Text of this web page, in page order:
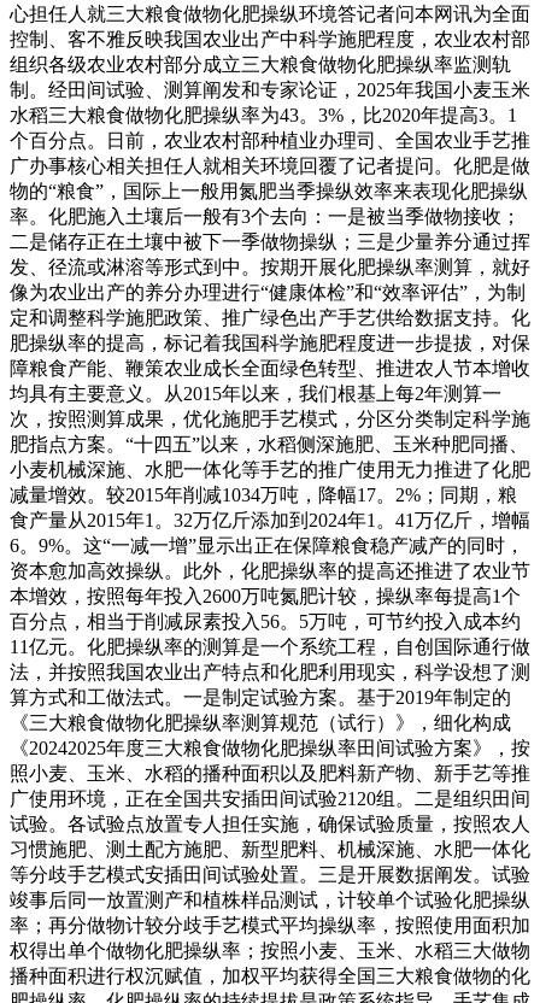
心担任人就三大粮食做物化肥操纵环境答记者问本网讯为全面
控制、客不雅反映我国农业出产中科学施肥程度，农业农村部
组织各级农业农村部分成立三大粮食做物化肥操纵率监测轨
制。经田间试验、测算阐发和专家论证，2025年我国小麦玉米
水稻三大粮食做物化肥操纵率为43。3%，比2020年提高3。1
个百分点。日前，农业农村部种植业办理司、全国农业手艺推
广办事核心相关担任人就相关环境回覆了记者提问。化肥是做
物的“粮食”，国际上一般用氮肥当季操纵效率来表现化肥操纵
率。化肥施入土壤后一般有3个去向：一是被当季做物接收；
二是储存正在土壤中被下一季做物操纵；三是少量养分通过挥
发、径流或淋溶等形式到中。按期开展化肥操纵率测算，就好
像为农业出产的养分办理进行“健康体检”和“效率评估”，为制
定和调整科学施肥政策、推广绿色出产手艺供给数据支持。化
肥操纵率的提高，标记着我国科学施肥程度进一步提拔，对保
障粮食产能、鞭策农业成长全面绿色转型、推进农人节本增收
均具有主要意义。从2015年以来，我们根基上每2年测算一
次，按照测算成果，优化施肥手艺模式，分区分类制定科学施
肥指点方案。“十四五”以来，水稻侧深施肥、玉米种肥同播、
小麦机械深施、水肥一体化等手艺的推广使用无力推进了化肥
减量增效。较2015年削减1034万吨，降幅17。2%；同期，粮
食产量从2015年1。32万亿斤添加到2024年1。41万亿斤，增幅
6。9%。这“一减一增”显示出正在保障粮食稳产减产的同时，
资本愈加高效操纵。此外，化肥操纵率的提高还推进了农业节
本增效，按照每年投入2600万吨氮肥计较，操纵率每提高1个
百分点，相当于削减尿素投入56。5万吨，可节约投入成本约
11亿元。化肥操纵率的测算是一个系统工程，自创国际通行做
法，并按照我国农业出产特点和化肥利用现实，科学设想了测
算方式和工做法式。一是制定试验方案。基于2019年制定的
《三大粮食做物化肥操纵率测算规范（试行）》，细化构成
《20242025年度三大粮食做物化肥操纵率田间试验方案》，按
照小麦、玉米、水稻的播种面积以及肥料新产物、新手艺等推
广使用环境，正在全国共安插田间试验2120组。二是组织田间
试验。各试验点放置专人担任实施，确保试验质量，按照农人
习惯施肥、测土配方施肥、新型肥料、机械深施、水肥一体化
等分歧手艺模式安插田间试验处置。三是开展数据阐发。试验
竣事后同一放置测产和植株样品测试，计较单个试验化肥操纵
率；再分做物计较分歧手艺模式平均操纵率，按照使用面积加
权得出单个做物化肥操纵率；按照小麦、玉米、水稻三大做物
播种面积进行权沉赋值，加权平均获得全国三大粮食做物的化